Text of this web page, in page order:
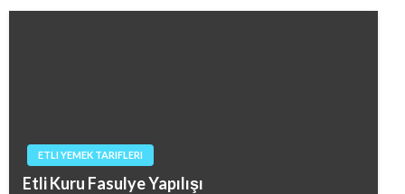
ETLI YEMEK TARIFLERI
Etli Kuru Fasulye Yapılışı